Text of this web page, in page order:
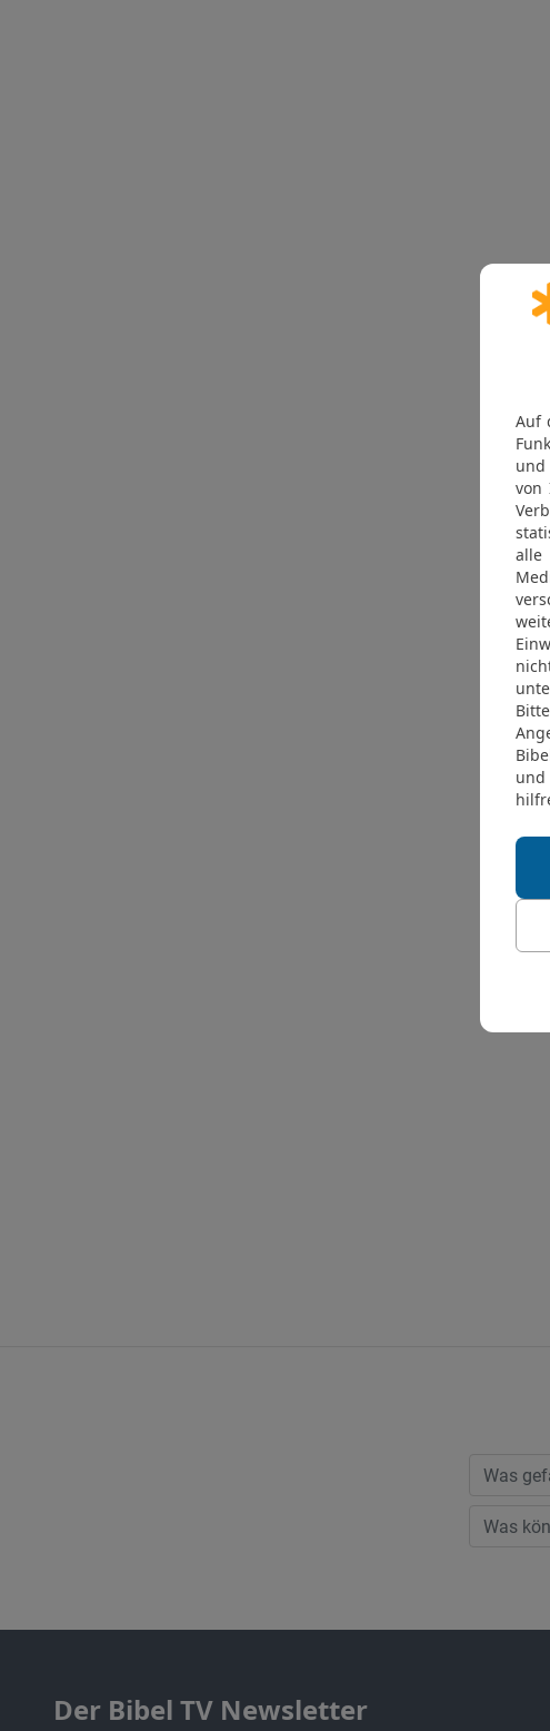
Der Bibel TV Newsletter